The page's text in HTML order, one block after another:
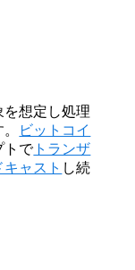
を想定し処理
ビットコイ
トでトランザ
ャスト し続